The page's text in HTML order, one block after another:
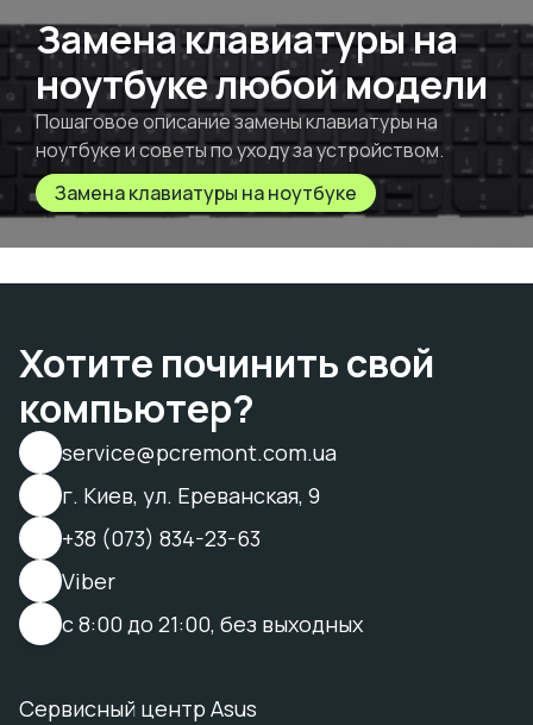
Замена клавиатуры на
ноутбуке любой модели
Пошаговое описание замены клавиатуры на
ноутбуке и советы по уходу за устройством.
Замена клавиатуры на ноутбуке
Хотите починить свой
компьютер?
service@pcremont.com.ua
г. Киев, ул. Ереванская, 9
+38 (073) 834-23-63
Viber
с 8:00 до 21:00, без выходных
Сервисный центр Asus